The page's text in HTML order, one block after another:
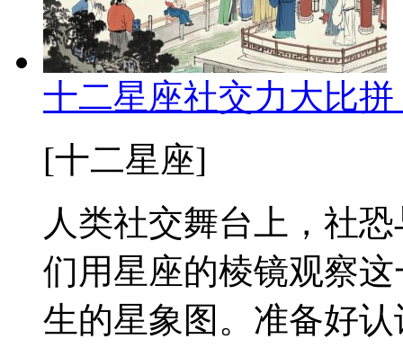
十二星座社交力大比
[十二星座]
人类社交舞台上，社
们用星座的棱镜观察
生的星象图。准备好